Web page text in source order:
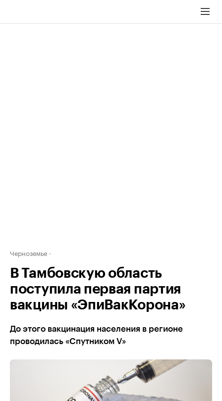
Черноземье
В Тамбовскую область
поступила первая партия
вакцины «ЭпиВакКорона»
До этого вакцинация населения в регионе
проводилась «Спутником V»